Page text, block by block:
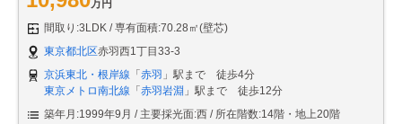
万円
間取り:3LDK
専有面積:70.28㎡(壁芯)
東京都北区赤羽西1丁目33-3
京浜東北・根岸線 「赤羽 」駅まで 徒歩4分
東京メトロ南北線 「赤羽岩淵 」駅まで 徒歩12分
築年月:1999年9月
主要採光面:西 所在階数:14階・地上20階